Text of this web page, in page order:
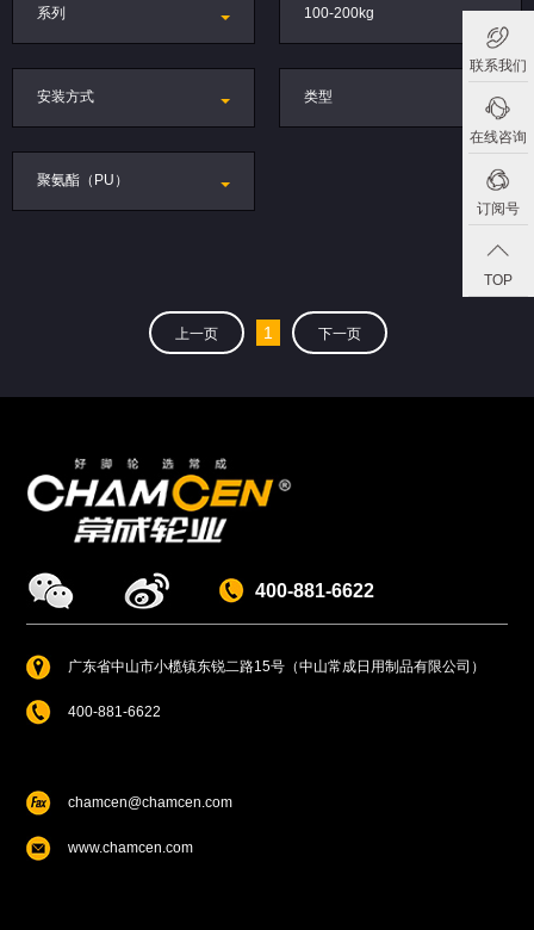
联系我们
在线咨询
订阅号
TOP
系列 100-200kg
安装方式 类型
聚氨酯（PU）
上一页 1 下一页
400-881-6622
广东省中山市小榄镇东锐二路15号（中山常成日用制品有限公司）
400-881-6622
chamcen@chamcen.com
www.chamcen.com